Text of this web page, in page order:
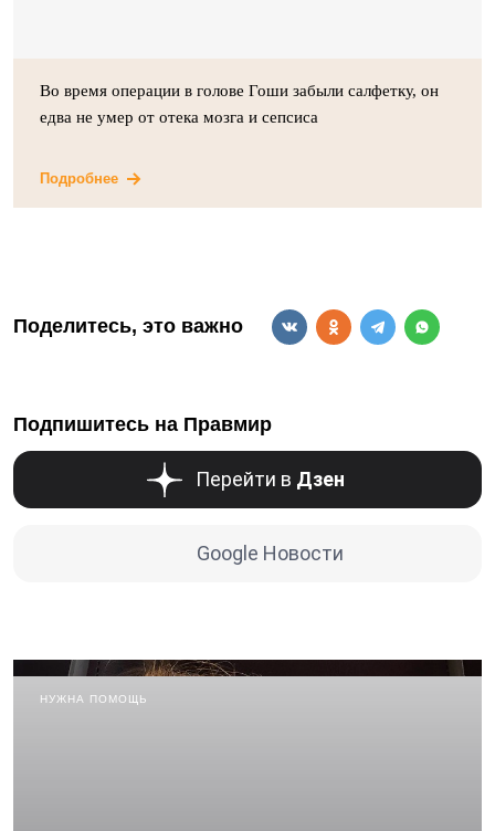
Во время операции в голове Гоши забыли салфетку, он
едва не умер от отека мозга и сепсиса
Подробнее
Поделитесь, это важно
Подпишитесь на Правмир
Перейти в Дзен
Google Новости
НУЖНА ПОМОЩЬ